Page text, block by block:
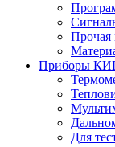
Прочая
Приборы
Для